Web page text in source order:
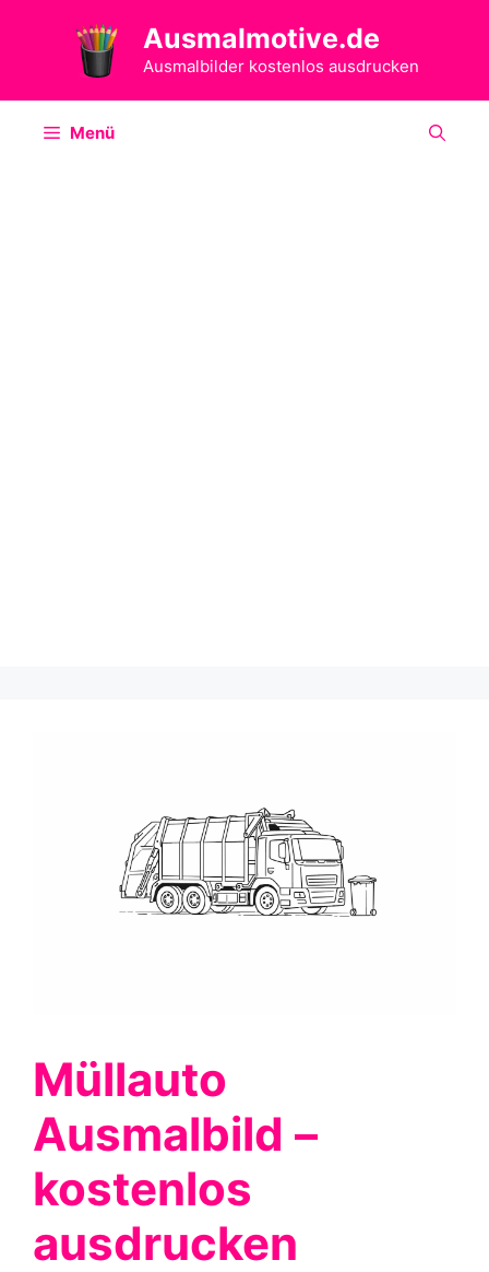
Ausmalmotive.de
Ausmalbilder kostenlos ausdrucken
Menü
Müllauto
Ausmalbild –
kostenlos
ausdrucken